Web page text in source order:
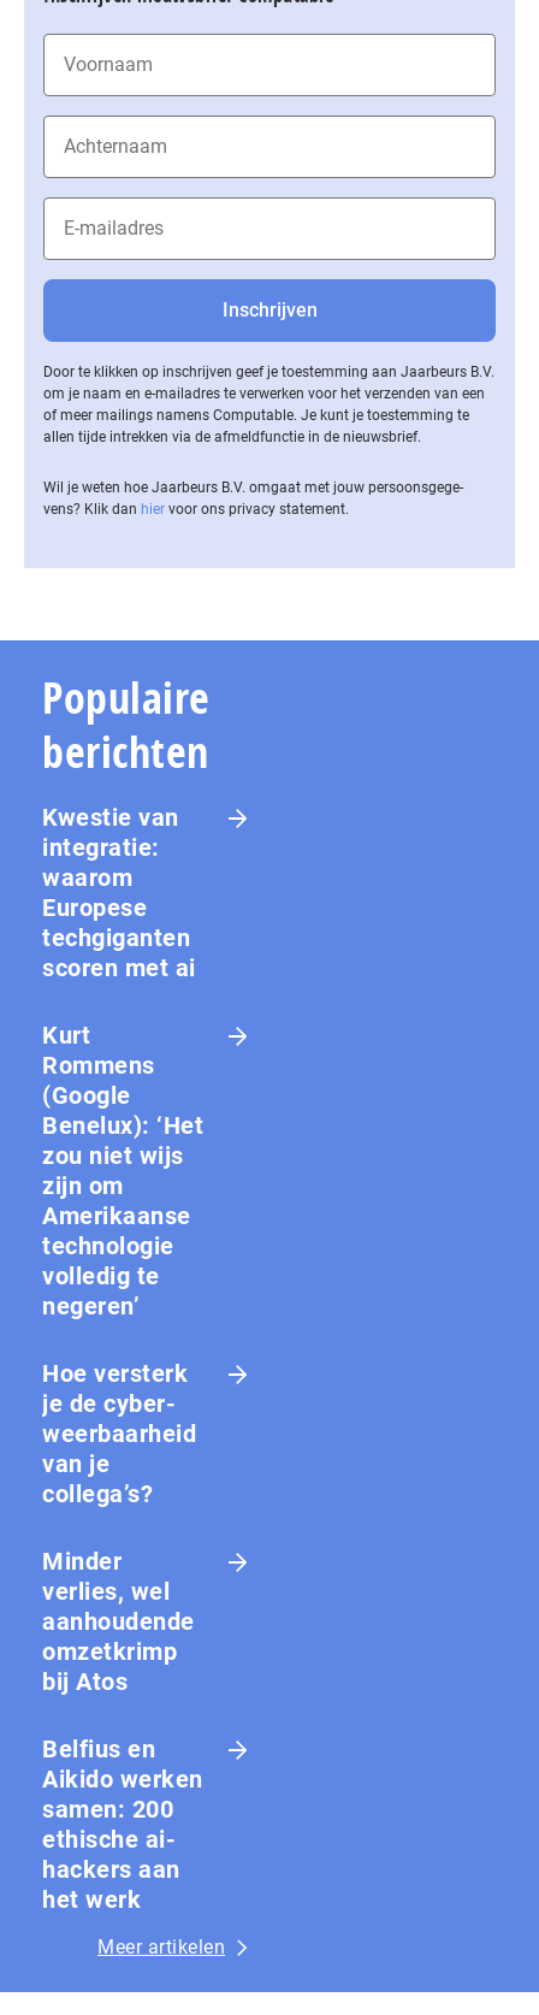
Door te klikken op inschrijven geef je toestemming aan Jaarbeurs B.V.
om je naam en e-mailadres te verwerken voor het verzenden van een
of meer mailings namens Computable. Je kunt je toestemming te
allen tijde intrekken via de af­meld­func­tie in de nieuwsbrief.
Wil je weten hoe Jaarbeurs B.V. omgaat met jouw per­soons­ge­ge­
vens? Klik dan hier voor ons privacy statement.
Populaire
berichten
Kwestie van
integratie:
waarom
Europese
techgiganten
scoren met ai
Kurt
Rommens
(Google
Benelux): ‘Het
zou niet wijs
zijn om
Amerikaanse
technologie
volledig te
negeren’
Hoe versterk
je de cy­ber­
weer­baar­heid
van je
collega’s?
Minder
verlies, wel
aanhoudende
omzetkrimp
bij Atos
Belfius en
Aikido werken
samen: 200
ethische ai-
hackers aan
het werk
Meer artikelen